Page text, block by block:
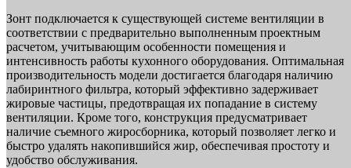
Зонт подключается к существующей системе вентиляции в
соответствии с предварительно выполненным проектным
расчетом, учитывающим особенности помещения и
интенсивность работы кухонного оборудования. Оптимальная
производительность модели достигается благодаря наличию
лабиринтного фильтра, который эффективно задерживает
жировые частицы, предотвращая их попадание в систему
вентиляции. Кроме того, конструкция предусматривает
наличие съемного жиросборника, который позволяет легко и
быстро удалять накопившийся жир, обеспечивая простоту и
удобство обслуживания.